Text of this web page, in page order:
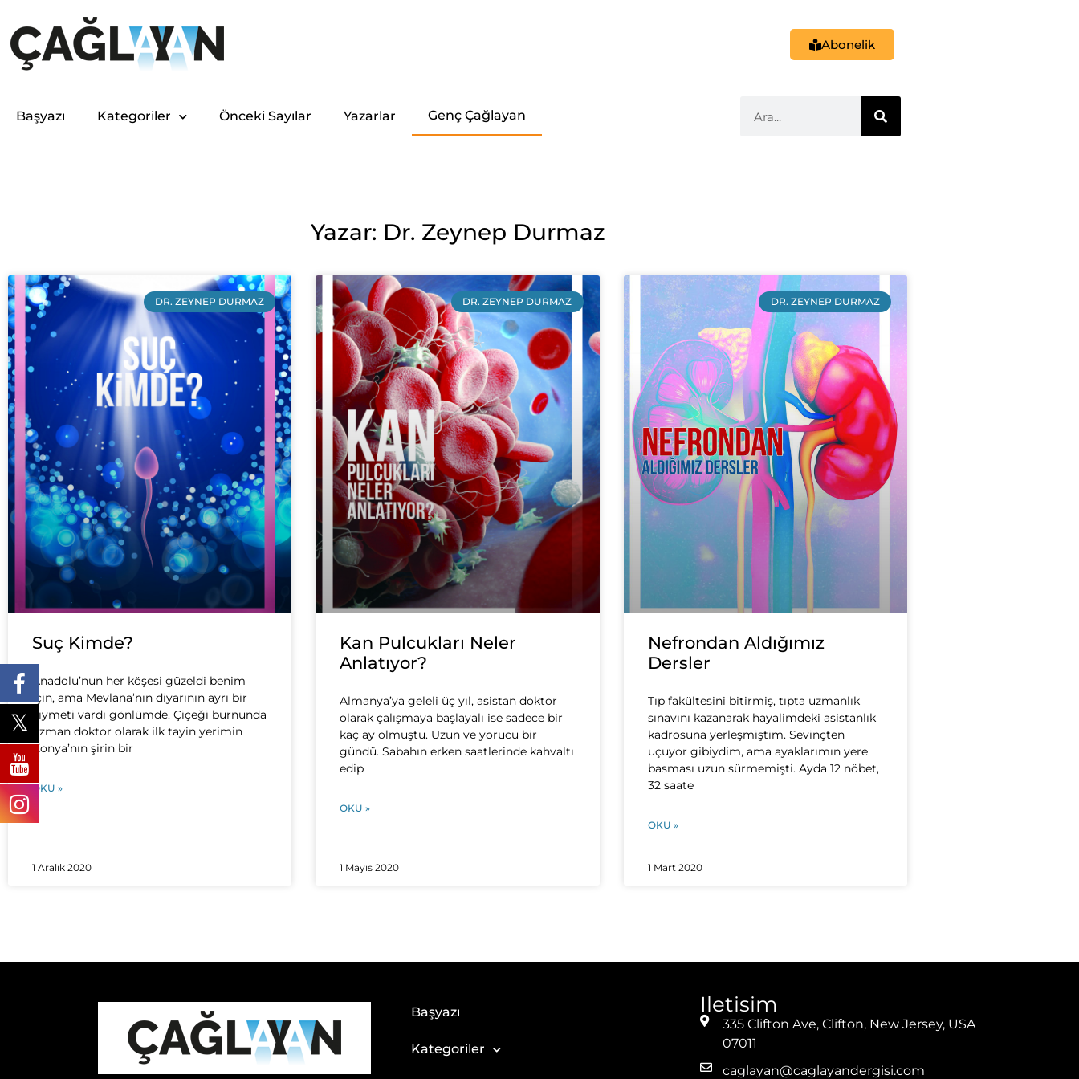
Abonelik
Başyazı Kategoriler Önceki Sayılar Yazarlar Genç Çağlayan
Yazar: Dr. Zeynep Durmaz
DR. ZEYNEP DURMAZ
Suç Kimde?
Anadolu’nun her köşesi güzeldi benim
için, ama Mevlana’nın diyarının ayrı bir
kıymeti vardı gönlümde. Çiçeği burnunda
uzman doktor olarak ilk tayin yerimin
Konya’nın şirin bir
OKU »
1 Aralık 2020
DR. ZEYNEP DURMAZ
Kan Pulcukları Neler
Anlatıyor?
Almanya’ya geleli üç yıl, asistan doktor
olarak çalışmaya başlayalı ise sadece bir
kaç ay olmuştu. Uzun ve yorucu bir
gündü. Sabahın erken saatlerinde kahvaltı
edip
OKU »
1 Mayıs 2020
DR. ZEYNEP DURMAZ
Nefrondan Aldığımız
Dersler
Tıp fakültesini bitirmiş, tıpta uzmanlık
sınavını kazanarak hayalimdeki asistanlık
kadrosuna yerleşmiştim. Sevinçten
uçuyor gibiydim, ama ayaklarımın yere
basması uzun sürmemişti. Ayda 12 nöbet,
32 saate
OKU »
1 Mart 2020
Başyazı
Kategoriler
Iletisim
335 Clifton Ave, Clifton, New Jersey, USA
07011
caglayan@caglayandergisi.com